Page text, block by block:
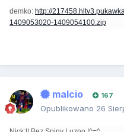
demko: http://
1409053020-1409054100.zip
malcio 167
Opublikowano 26